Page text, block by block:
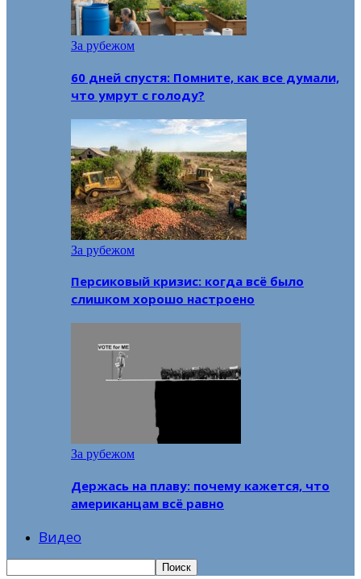
За рубежом
60 дней спустя: Помните, как все думали,
что умрут с голоду?
За рубежом
Персиковый кризис: когда всё было
слишком хорошо настроено
За рубежом
Держась на плаву: почему кажется, что
американцам всё равно
Видео